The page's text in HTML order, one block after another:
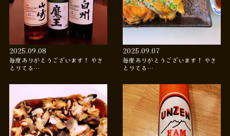
2025.09.08
毎度ありがとうございます！ やき
とりてる…
2025.09.07
毎度ありがとうございます！ やき
とりてる…